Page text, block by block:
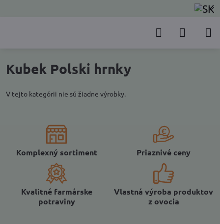
Kubek Polski hrnky
V tejto kategórii nie sú žiadne výrobky.
Komplexný sortiment Priaznivé ceny
Kvalitné farmárske
potraviny
Vlastná výroba produktov
z ovocia